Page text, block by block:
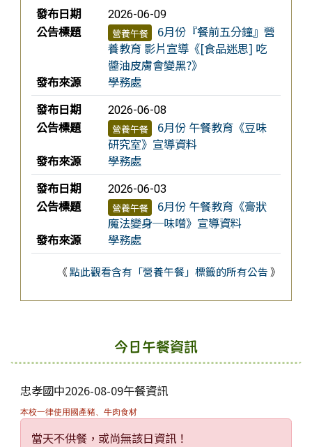
發布日期
2026-06-09
公告標題 營養午餐
6月份『餐前五分鐘』營
養教育 影片宣導《[食品迷思] 吃
醬油皮膚會變黑?》
發布來源
學務處
發布日期
2026-06-08
公告標題 營養午餐
6月份 午餐教育《豆味
研究室》宣導資料
發布來源
學務處
發布日期
2026-06-03
公告標題 營養午餐
6月份 午餐教育《膏狀
魔法變身─味噌》宣導資料
發布來源
學務處
《點此觀看含有「營養午餐」標籤的所有公告》
今日午餐資訊
忠孝國中2026-08-09午餐資訊
本校一律使用國產豬、牛肉食材
當天不供餐，或尚無該日資訊！